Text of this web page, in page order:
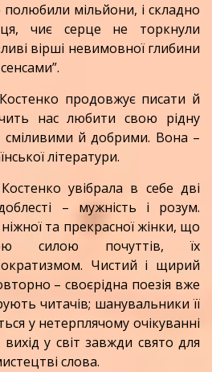
мільйони, і складно
чиє серце не торкнули
вірші невимовної глибини
продовжує писати й
нас любити свою рідну
й добрими. Вона –
літератури.
увібрала в себе дві
– мужність і розум.
та прекрасної жінки, що
силою почуттів, їх
Чистий і щирий
– своєрідна поезія вже
читачів; шанувальники її
у нетерплячому очікуванні
у світ завжди свято для
слова.